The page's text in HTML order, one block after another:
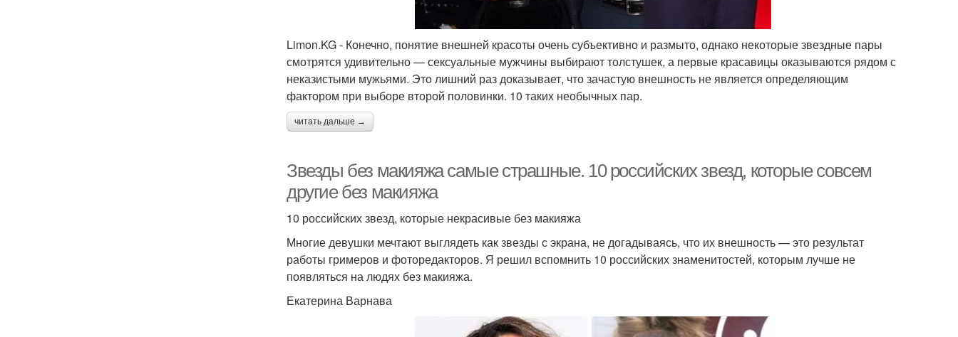
Limon.KG - Конечно, понятие внешней красоты очень субъективно и размыто, однако некоторые звездные пары
смотрятся удивительно — сексуальные мужчины выбирают толстушек, а первые красавицы оказываются рядом с
неказистыми мужьями. Это лишний раз доказывает, что зачастую внешность не является определяющим
фактором при выборе второй половинки. 10 таких необычных пар.
читать дальше →
Звезды без макияжа самые страшные. 10 российских звезд, которые совсем
другие без макияжа
10 российских звезд, которые некрасивые без макияжа
Многие девушки мечтают выглядеть как звезды с экрана, не догадываясь, что их внешность — это результат
работы гримеров и фоторедакторов. Я решил вспомнить 10 российских знаменитостей, которым лучше не
появляться на людях без макияжа.
Екатерина Варнава